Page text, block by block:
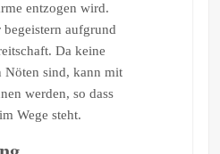
entzogen wird.
aufgrund
Da keine
Nöten sind, kann mit
werden, so dass
Wege steht.